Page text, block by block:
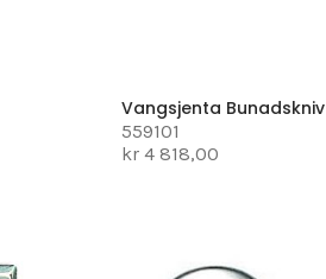
Vangsjenta Bunadskniv
559101
kr 4 818,00